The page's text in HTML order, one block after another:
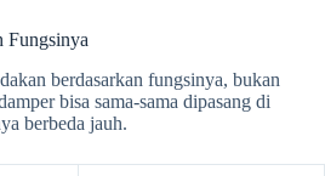
Fungsinya
berdasarkan fungsinya, bukan
bisa sama-sama dipasang di
berbeda jauh.